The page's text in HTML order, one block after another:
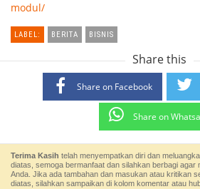
modul/
LABEL: BERITA BISNIS
Share this
Share on Facebook
Share on
Terima Kasih telah menyempatkan diri dan
diatas, semoga bermanfaat dan silahkan berbagi agar
Anda. Jika ada tambahan dan masukan atau kritikan
diatas, silahkan sampaikan di kolom komentar atau